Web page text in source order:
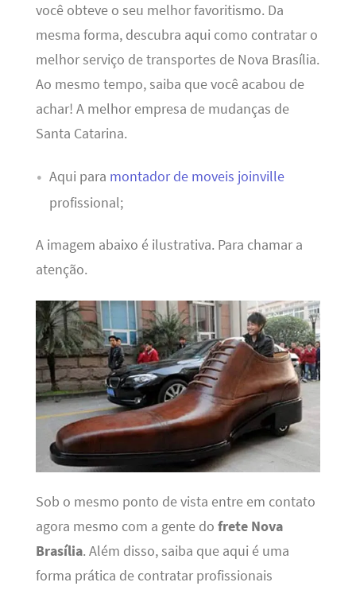
você obteve o seu melhor favoritismo. Da
mesma forma, descubra aqui como contratar o
melhor serviço de transportes de Nova Brasília.
Ao mesmo tempo, saiba que você acabou de
achar! A melhor empresa de mudanças de
Santa Catarina.
Aqui para montador de moveis joinville
profissional;
A imagem abaixo é ilustrativa. Para chamar a
atenção.
Sob o mesmo ponto de vista entre em contato
agora mesmo com a gente do frete Nova
Brasília. Além disso, saiba que aqui é uma
forma prática de contratar profissionais